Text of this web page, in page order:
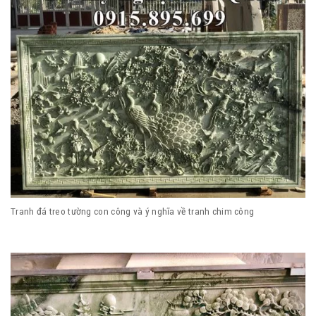
Tranh đá treo tường con công và ý nghĩa về tranh chim công